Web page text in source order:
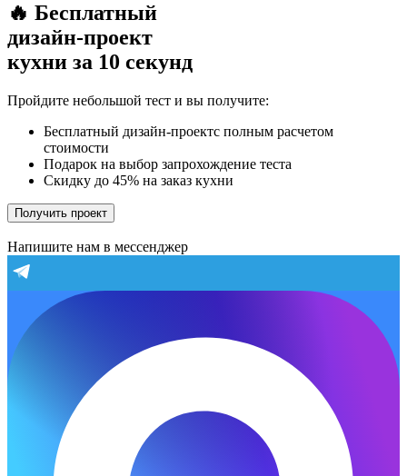
🔥 Бесплатный
дизайн-проект
кухни за 10 секунд
Пройдите небольшой тест и вы получите:
Бесплатный дизайн-проектс полным расчетом
стоимости
Подарок на выбор запрохождение теста
Скидку до 45% на заказ кухни
Получить проект
Напишите нам в мессенджер